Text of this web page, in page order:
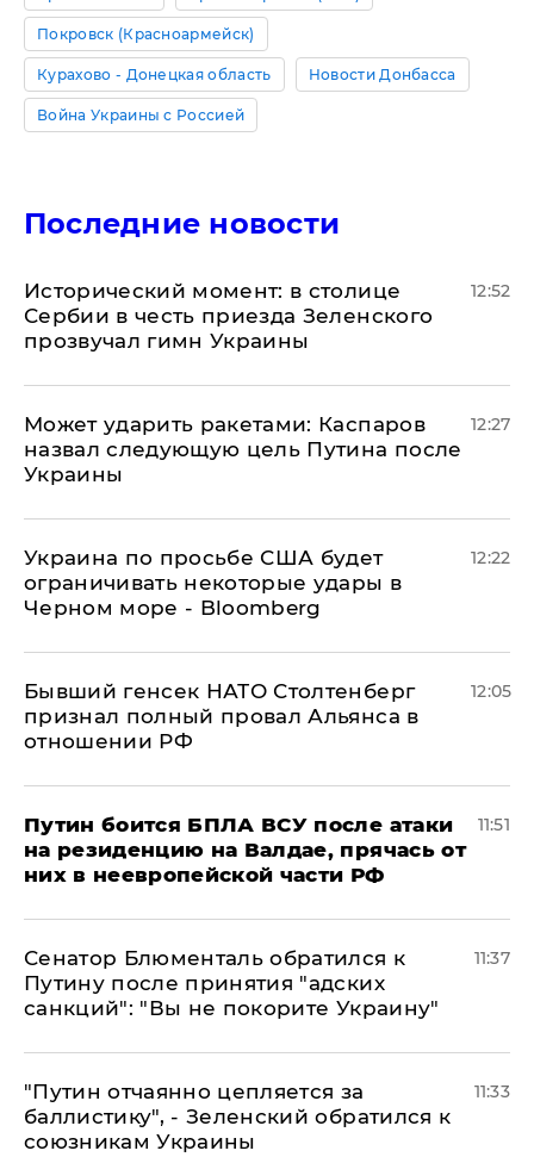
Покровск (Красноармейск)
Курахово - Донецкая область Новости Донбасса
Война Украины с Россией
Последние новости
Исторический момент: в столице
Сербии в честь приезда Зеленского
прозвучал гимн Украины
12:52
Может ударить ракетами: Каспаров
назвал следующую цель Путина после
Украины
12:27
Украина по просьбе США будет
ограничивать некоторые удары в
Черном море - Bloomberg
12:22
Бывший генсек НАТО Столтенберг
признал полный провал Альянса в
отношении РФ
12:05
Путин боится БПЛА ВСУ после атаки
на резиденцию на Валдае, прячась от
них в неевропейской части РФ
11:51
Сенатор Блюменталь обратился к
Путину после принятия "адских
санкций": "Вы не покорите Украину"
11:37
"Путин отчаянно цепляется за
баллистику", - Зеленский обратился к
союзникам Украины
11:33